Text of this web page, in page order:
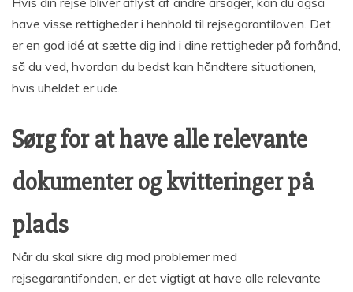
have visse rettigheder i henhold til rejsegarantiloven. Det
er en god idé at sætte dig ind i dine rettigheder på forhånd,
så du ved, hvordan du bedst kan håndtere situationen,
hvis uheldet er ude.
Sørg for at have alle relevante
dokumenter og kvitteringer på
plads
Når du skal sikre dig mod problemer med
rejsegarantifonden, er det vigtigt at have alle relevante